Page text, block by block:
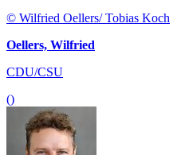
© Wilfried Oellers/ Tobias Koch
Oellers, Wilfried
CDU/CSU
()